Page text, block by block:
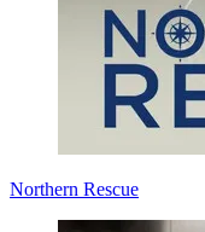
Northern Rescue